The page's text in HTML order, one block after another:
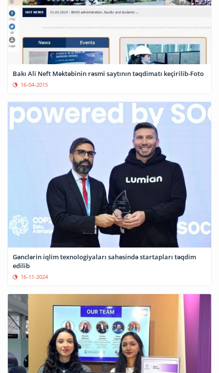
Bakı Ali Neft Məktəbinin rəsmi saytının təqdimatı keçirilib-Foto
16-04-2015
Gənclərin iqlim texnologiyaları sahəsində startapları təqdim
edilib
16-11-2024